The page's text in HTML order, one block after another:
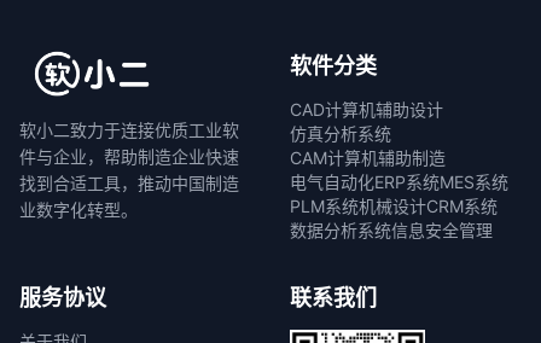
软小二致力于连接优质工业软
件与企业，帮助制造企业快速
找到合适工具，推动中国制造
业数字化转型。
软件分类
CAD计算机辅助设计
仿真分析系统
CAM计算机辅助制造
电气自动化ERP系统MES系统
PLM系统机械设计CRM系统
数据分析系统信息安全管理
服务协议 联系我们